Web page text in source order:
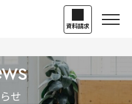
資料請求
せ